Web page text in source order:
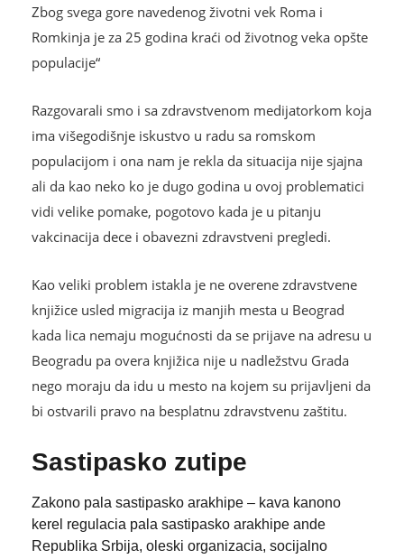
Zbog svega gore navedenog životni vek Roma i
Romkinja je za 25 godina kraći od životnog veka opšte
populacije“
Razgovarali smo i sa zdravstvenom medijatorkom koja
ima višegodišnje iskustvo u radu sa romskom
populacijom i ona nam je rekla da situacija nije sjajna
ali da kao neko ko je dugo godina u ovoj problematici
vidi velike pomake, pogotovo kada je u pitanju
vakcinacija dece i obavezni zdravstveni pregledi.
Kao veliki problem istakla je ne overene zdravstvene
knjižice usled migracija iz manjih mesta u Beograd
kada lica nemaju mogućnosti da se prijave na adresu u
Beogradu pa overa knjižica nije u nadležstvu Grada
nego moraju da idu u mesto na kojem su prijavljeni da
bi ostvarili pravo na besplatnu zdravstvenu zaštitu.
Sastipasko zutipe
Zakono pala sastipasko arakhipe – kava kanono
kerel regulacia pala sastipasko arakhipe ande
Republika Srbija, oleski organizacia, socijalno